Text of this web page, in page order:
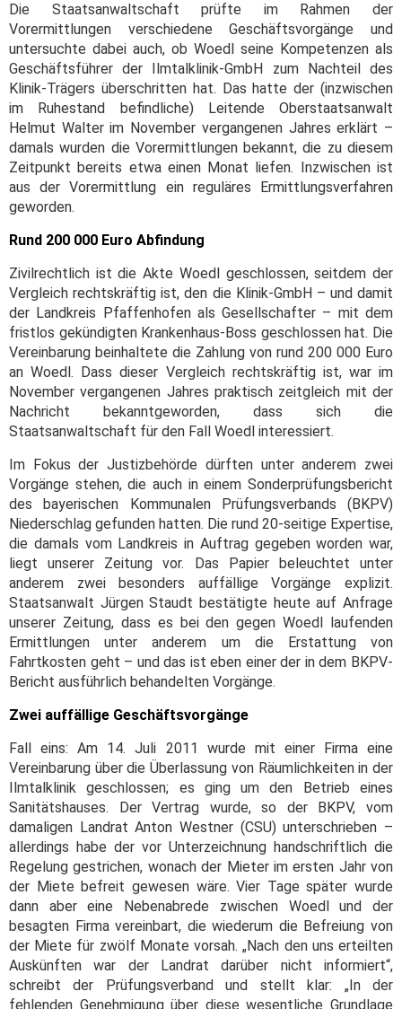
Die Staatsanwaltschaft prüfte im Rahmen der
Vorermittlungen verschiedene Geschäftsvorgänge und
untersuchte dabei auch, ob Woedl seine Kompetenzen als
Geschäftsführer der Ilmtalklinik-GmbH zum Nachteil des
Klinik-Trägers überschritten hat. Das hatte der (inzwischen
im Ruhestand befindliche) Leitende Oberstaatsanwalt
Helmut Walter im November vergangenen Jahres erklärt –
damals wurden die Vorermittlungen bekannt, die zu diesem
Zeitpunkt bereits etwa einen Monat liefen. Inzwischen ist
aus der Vorermittlung ein reguläres Ermittlungsverfahren
geworden.
Rund 200 000 Euro Abfindung
Zivilrechtlich ist die Akte Woedl geschlossen, seitdem der
Vergleich rechtskräftig ist, den die Klinik-GmbH – und damit
der Landkreis Pfaffenhofen als Gesellschafter – mit dem
fristlos gekündigten Krankenhaus-Boss geschlossen hat. Die
Vereinbarung beinhaltete die Zahlung von rund 200 000 Euro
an Woedl. Dass dieser Vergleich rechtskräftig ist, war im
November vergangenen Jahres praktisch zeitgleich mit der
Nachricht bekanntgeworden, dass sich die
Staatsanwaltschaft für den Fall Woedl interessiert.
Im Fokus der Justizbehörde dürften unter anderem zwei
Vorgänge stehen, die auch in einem Sonderprüfungsbericht
des bayerischen Kommunalen Prüfungsverbands (BKPV)
Niederschlag gefunden hatten. Die rund 20-seitige Expertise,
die damals vom Landkreis in Auftrag gegeben worden war,
liegt unserer Zeitung vor. Das Papier beleuchtet unter
anderem zwei besonders auffällige Vorgänge explizit.
Staatsanwalt Jürgen Staudt bestätigte heute auf Anfrage
unserer Zeitung, dass es bei den gegen Woedl laufenden
Ermittlungen unter anderem um die Erstattung von
Fahrtkosten geht – und das ist eben einer der in dem BKPV-
Bericht ausführlich behandelten Vorgänge.
Zwei auffällige Geschäftsvorgänge
Fall eins: Am 14. Juli 2011 wurde mit einer Firma eine
Vereinbarung über die Überlassung von Räumlichkeiten in der
Ilmtalklinik geschlossen; es ging um den Betrieb eines
Sanitätshauses. Der Vertrag wurde, so der BKPV, vom
damaligen Landrat Anton Westner (CSU) unterschrieben –
allerdings habe der vor Unterzeichnung handschriftlich die
Regelung gestrichen, wonach der Mieter im ersten Jahr von
der Miete befreit gewesen wäre. Vier Tage später wurde
dann aber eine Nebenabrede zwischen Woedl und der
besagten Firma vereinbart, die wiederum die Befreiung von
der Miete für zwölf Monate vorsah. „Nach den uns erteilten
Auskünften war der Landrat darüber nicht informiert“,
schreibt der Prüfungsverband und stellt klar: „In der
fehlenden Genehmigung über diese wesentliche Grundlage